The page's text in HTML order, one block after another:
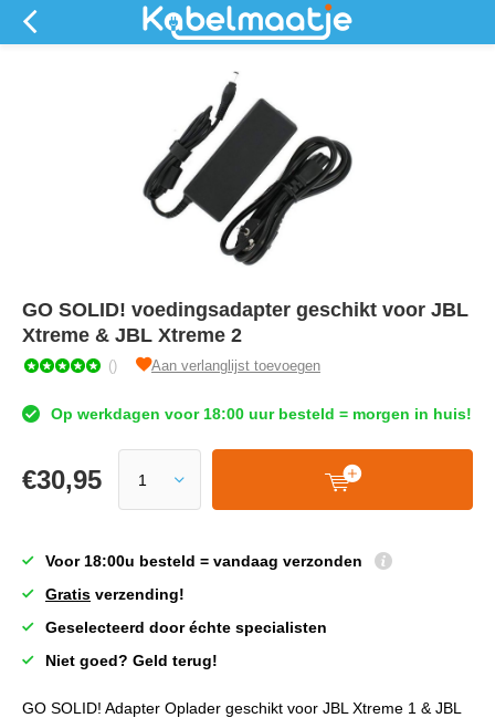
GO SOLID! voedingsadapter geschikt voor JBL
Xtreme & JBL Xtreme 2
() Aan verlanglijst toevoegen
Op werkdagen voor 18:00 uur besteld = morgen in huis!
€30,95
Voor 18:00u besteld = vandaag verzonden
Gratis verzending!
Geselecteerd door échte specialisten
Niet goed? Geld terug!
GO SOLID! Adapter Oplader geschikt voor JBL Xtreme 1 & JBL